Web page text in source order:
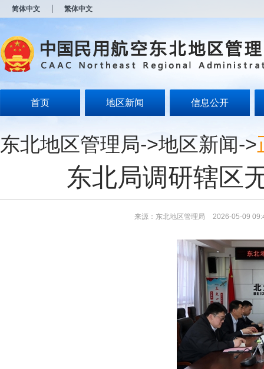
简体中文 繁体中文
首页 地区新闻 信息公开
东北地区管理局->地区新闻->
东北局调研辖区
来源：东北地区管理局 2026-05-09
开
无
障
说
Alt
加